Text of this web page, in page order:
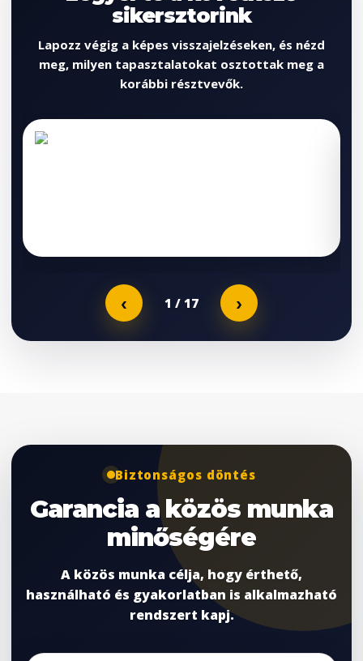
sikersztorink
Lapozz végig a képes visszajelzéseken, és nézd
meg, milyen tapasztalatokat osztottak meg a
korábbi résztvevők.
‹ 1 / 17 ›
Biztonságos döntés
Garancia a közös munka
minőségére
A közös munka célja, hogy érthető,
használható és gyakorlatban is alkalmazható
rendszert kapj.